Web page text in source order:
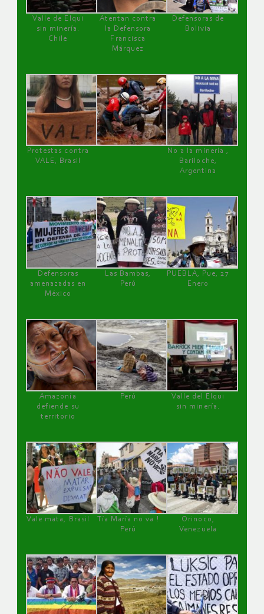
Valle de Elqui
sin minería.
Chile
Atentan contra
la Defensora
Francisca
Márquez
Defensoras de
Bolivia
Protestas contra
VALE, Brasil
No a la minería ,
Bariloche,
Argentina
Defensoras
amenazadas en
México
Las Bambas,
Perú
PUEBLA, Pue, 27
Enero
Amazonía
defiende su
territorio
Perú
Valle del Elqui
sin minería.
Vale mata, Brasil
Tía María no va !
Perú
Orinoco,
Venezuela